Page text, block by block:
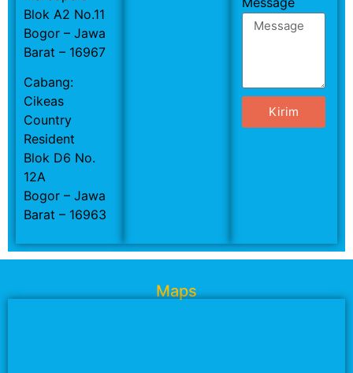
Blok A2 No.11
Bogor – Jawa
Barat – 16967
Cabang:
Cikeas
Country
Resident
Blok D6 No.
12A
Bogor – Jawa
Barat – 16963
Kirim
Maps